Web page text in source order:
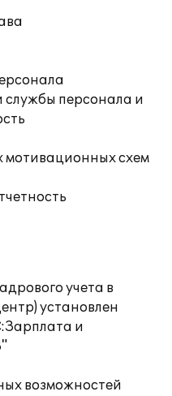
персонала и
схем
учета в
установлен
и
возможностей